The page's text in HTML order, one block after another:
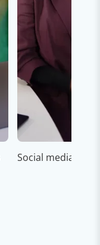
Social media